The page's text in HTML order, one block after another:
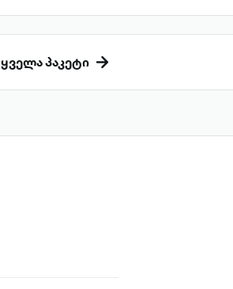
ყველა პაკეტი